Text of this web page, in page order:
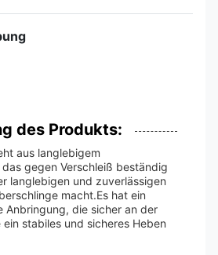
des Produkts:
aus langlebigem
gegen Verschleiß beständig
langlebigen und zuverlässigen
macht.Es hat ein
Anbringung, die sicher an der
stabiles und sicheres Heben